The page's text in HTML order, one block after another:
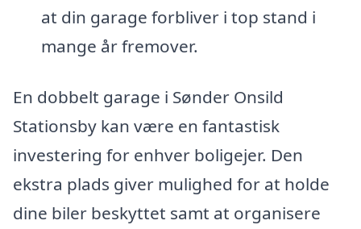
at din garage forbliver i top stand i
mange år fremover.
En dobbelt garage i Sønder Onsild
Stationsby kan være en fantastisk
investering for enhver boligejer. Den
ekstra plads giver mulighed for at holde
dine biler beskyttet samt at organisere